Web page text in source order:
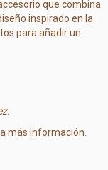
que combina
inspirado en la
para añadir un
más información.